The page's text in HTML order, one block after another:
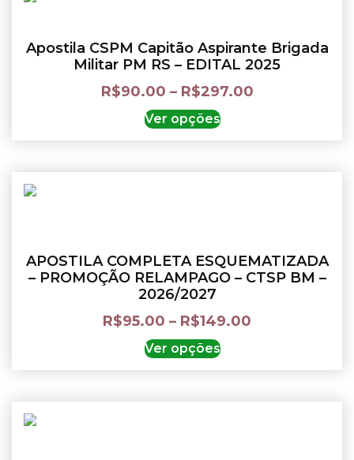
Apostila CSPM Capitão Aspirante Brigada
Militar PM RS – EDITAL 2025
R$90.00 – R$297.00
Ver opções
APOSTILA COMPLETA ESQUEMATIZADA
– PROMOÇÃO RELAMPAGO – CTSP BM –
2026/2027
R$95.00 – R$149.00
Ver opções